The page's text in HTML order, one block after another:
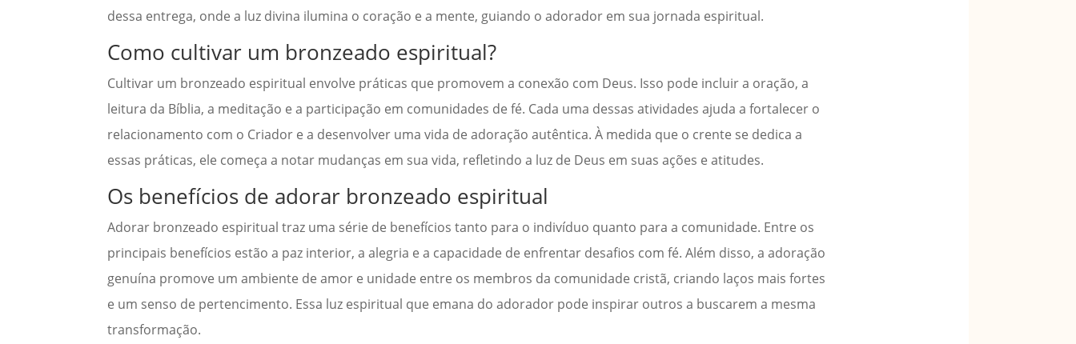
dessa entrega, onde a luz divina ilumina o coração e a mente, guiando o adorador em sua jornada espiritual.
Como cultivar um bronzeado espiritual?
Cultivar um bronzeado espiritual envolve práticas que promovem a conexão com Deus. Isso pode incluir a oração, a
leitura da Bíblia, a meditação e a participação em comunidades de fé. Cada uma dessas atividades ajuda a fortalecer o
relacionamento com o Criador e a desenvolver uma vida de adoração autêntica. À medida que o crente se dedica a
essas práticas, ele começa a notar mudanças em sua vida, refletindo a luz de Deus em suas ações e atitudes.
Os benefícios de adorar bronzeado espiritual
Adorar bronzeado espiritual traz uma série de benefícios tanto para o indivíduo quanto para a comunidade. Entre os
principais benefícios estão a paz interior, a alegria e a capacidade de enfrentar desafios com fé. Além disso, a adoração
genuína promove um ambiente de amor e unidade entre os membros da comunidade cristã, criando laços mais fortes
e um senso de pertencimento. Essa luz espiritual que emana do adorador pode inspirar outros a buscarem a mesma
transformação.